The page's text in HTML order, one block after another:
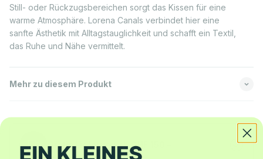
Still- oder Rückzugsbereichen sorgt das Kissen für eine
warme Atmosphäre. Lorena Canals verbindet hier eine
sanfte Ästhetik mit Alltagstauglichkeit und schafft ein Textil,
das Ruhe und Nähe vermittelt.
Mehr zu diesem Produkt
Gratis Lieferung ab CHF 150.–